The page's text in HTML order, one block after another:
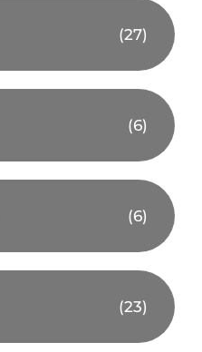
(27)
(6)
(6)
(23)